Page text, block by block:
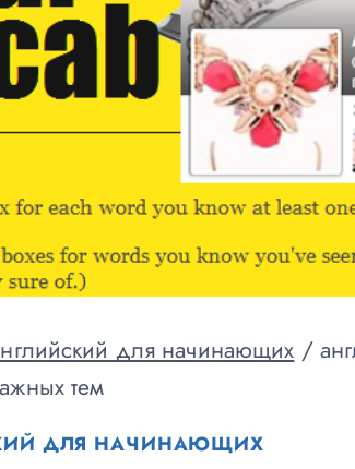
для начинающих /
тем
ДЛЯ НАЧИНАЮЩИХ